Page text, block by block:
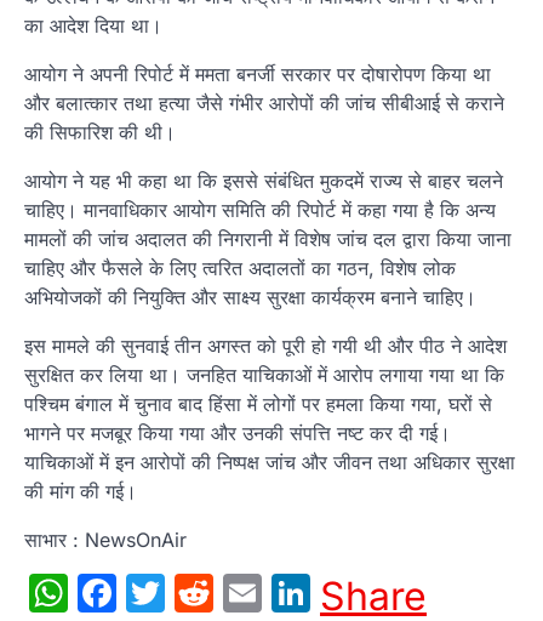
का आदेश दिया था।
आयोग ने अपनी रिपोर्ट में ममता बनर्जी सरकार पर दोषारोपण किया था
और बलात्‍कार तथा हत्‍या जैसे गंभीर आरोपों की जांच सीबीआई से कराने
की सिफारिश की थी।
आयोग ने यह भी कहा था कि इससे संबंधित मुकदमें राज्‍य से बाहर चलने
चाहिए। मानवाधिकार आयोग समिति की रिपोर्ट में कहा गया है कि अन्‍य
मामलों की जांच अदालत की निगरानी में विशेष जांच दल द्वारा किया जाना
चाहिए और फैसले के लिए त्‍वरित अदालतों का गठन, विशेष लोक
अभियोजकों की नियुक्‍त‍ि‍ और साक्ष्‍य सुरक्षा कार्यक्रम बनाने चाहिए।
इस मामले की सुनवाई तीन अगस्‍त को पूरी हो गयी थी और पीठ ने आदेश
सुरक्षित कर लिया था। जनहित याचिकाओं में आरोप लगाया गया था कि
पश्चिम बंगाल में चुनाव बाद हिंसा में लोगों पर हमला किया गया, घरों से
भागने पर मजबूर किया गया और उनकी संपत्ति नष्‍ट कर दी गई।
याचिकाओं में इन आरोपों की निष्‍पक्ष जांच और जीवन तथा अधिकार सुरक्षा
की मांग की गई।
साभार : NewsOnAir
WhatsApp
Facebook
Twitter
Reddit
EmailLinkedIn
Share